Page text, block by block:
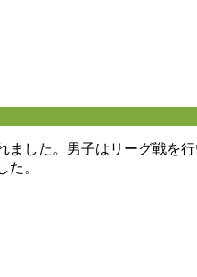
した。男子はリーグ戦を
。